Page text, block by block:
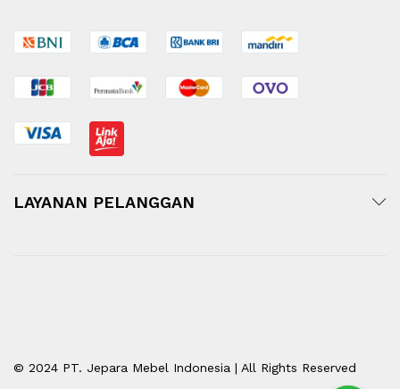
LAYANAN PELANGGAN
© 2024 PT. Jepara Mebel Indonesia | All Rights Reserved